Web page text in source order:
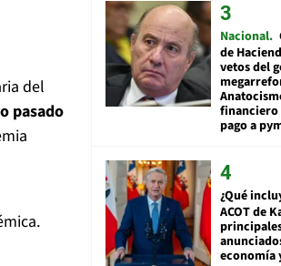
del
pasado
Nacional
de
vetos del
financiero
pago a
¿Qué
ACOT de
economía